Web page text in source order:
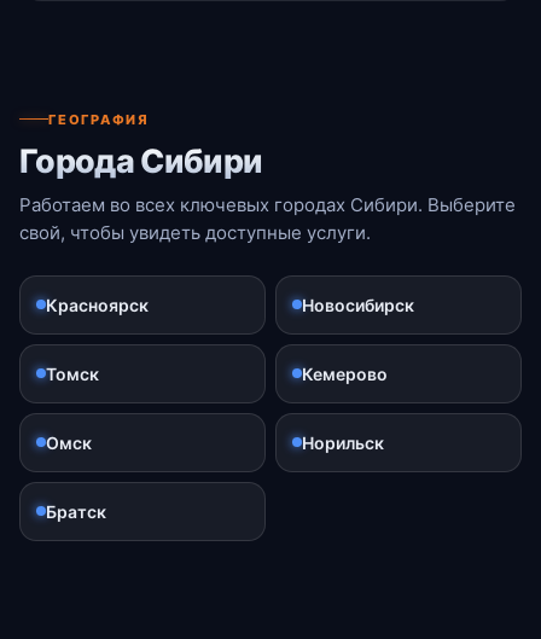
ГЕОГРАФИЯ
Города Сибири
Работаем во всех ключевых городах Сибири. Выберите
свой, чтобы увидеть доступные услуги.
Красноярск Новосибирск
Томск Кемерово
Омск Норильск
Братск